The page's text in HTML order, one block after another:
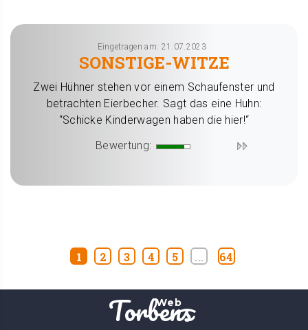
Eingetragen am: 21.07.2023
SONSTIGE-WITZE
Zwei Hühner stehen vor einem Schaufenster und
betrachten Eierbecher. Sagt das eine Huhn:
“Schicke Kinderwagen haben die hier!“
Bewertung:
1 2 3 4 5 ... 64
Torbens
Web